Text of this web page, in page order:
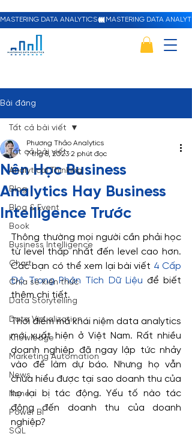
MASTERING DATA ANALYTICS
Bài đăng
Tất cả bài viết
Analytical Thinking
Blog
Blog & Event
Book
Business Intelligence
Chart
Chia sẻ kiến thức
Data Storytelling
Data Visualization
Knowledge
Marketing Automation
News
None
Power BI
SQL
Tất cả bài viết
Nên Học Business
Analytics Hay Business
Intelligence Trước
Phương Thảo Analytics
7 thg 8, 2023 2 phút đọc
Thông thường mọi người cần phải học
từ level thấp nhất đến level cao hơn.
Các bạn có thể xem lại bài viết 4 Cấp
Độ Trong Phân Tích Dữ Liệu để biết
thêm chi tiết.
Thời điểm mà khái niệm data analytics
mới xuất hiện ở Việt Nam. Rất nhiều
doanh nghiệp đã ngay lập tức nhảy
vào để làm dự báo. Nhưng họ vẫn
chưa hiểu được tại sao doanh thu của
họ lại bị tác động. Yếu tố nào tác
động đến doanh thu của doanh
nghiệp?